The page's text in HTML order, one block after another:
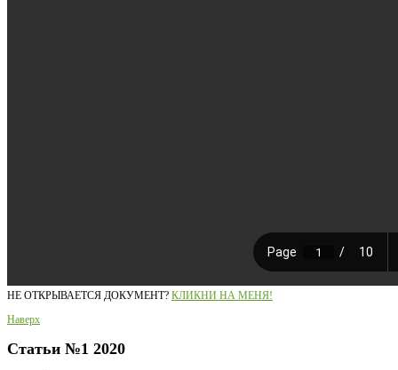
НЕ ОТКРЫВАЕТСЯ ДОКУМЕНТ? КЛИКНИ НА МЕНЯ!
Наверх
Статьи №1 2020